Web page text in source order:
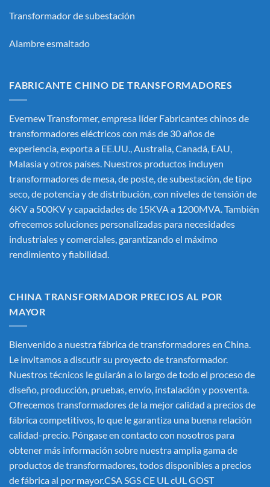
Transformador de subestación
Alambre esmaltado
FABRICANTE CHINO DE TRANSFORMADORES
Evernew Transformer, empresa líder Fabricantes chinos de
transformadores eléctricoscon más de 30 años de
experiencia, exporta a EE.UU., Australia, Canadá, EAU,
Malasia y otros países. Nuestros productos incluyen
transformadores de mesa, de poste, de subestación, de tipo
seco, de potencia y de distribución, con niveles de tensión de
6KV a 500KV y capacidades de 15KVA a 1200MVA. También
ofrecemos soluciones personalizadas para necesidades
industriales y comerciales, garantizando el máximo
rendimiento y fiabilidad.
CHINA TRANSFORMADOR PRECIOS AL POR
MAYOR
Bienvenido a nuestra fábrica de transformadores en China.
Le invitamos a discutir su proyecto de transformador.
Nuestros técnicos le guiarán a lo largo de todo el proceso de
diseño, producción, pruebas, envío, instalación y posventa.
Ofrecemos transformadores de la mejor calidad a precios de
fábrica competitivos, lo que le garantiza una buena relación
calidad-precio. Póngase en contacto con nosotros para
obtener más información sobre nuestra amplia gama de
productos de transformadores, todos disponibles a precios
de fábrica al por mayor.CSA SGS CE UL cUL GOST